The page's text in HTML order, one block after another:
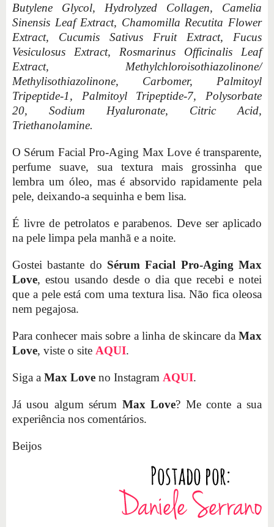
Butylene Glycol, Hydrolyzed Collagen, Camelia
Sinensis Leaf Extract, Chamomilla Recutita Flower
Extract, Cucumis Sativus Fruit Extract, Fucus
Vesiculosus Extract, Rosmarinus Officinalis Leaf
Extract, Methylchloroisothiazolinone/
Methylisothiazolinone, Carbomer, Palmitoyl
Tripeptide-1, Palmitoyl Tripeptide-7, Polysorbate
20, Sodium Hyaluronate, Citric Acid,
Triethanolamine.
O Sérum Facial Pro-Aging Max Love é transparente,
perfume suave, sua textura mais grossinha que
lembra um óleo, mas é absorvido rapidamente pela
pele, deixando-a sequinha e bem lisa.
É livre de petrolatos e parabenos. Deve ser aplicado
na pele limpa pela manhã e a noite.
Gostei bastante do Sérum Facial Pro-Aging Max
Love, estou usando desde o dia que recebi e notei
que a pele está com uma textura lisa. Não fica oleosa
nem pegajosa.
Para conhecer mais sobre a linha de skincare da Max
Love, viste o site AQUI.
Siga a Max Love no Instagram AQUI.
Já usou algum sérum Max Love? Me conte a sua
experiência nos comentários.
Beijos